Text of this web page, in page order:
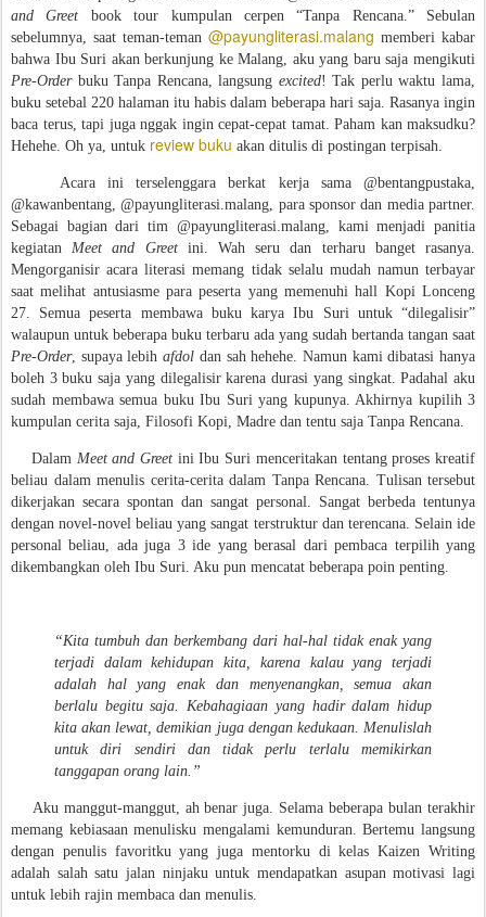
and Greet book tour kumpulan cerpen “Tanpa Rencana.” Sebulan
sebelumnya, saat teman-teman @payungliterasi.malang memberi kabar
bahwa Ibu Suri akan berkunjung ke Malang, aku yang baru saja mengikuti
Pre-Order buku Tanpa Rencana, langsung excited! Tak perlu waktu lama,
buku setebal 220 halaman itu habis dalam beberapa hari saja. Rasanya ingin
baca terus, tapi juga nggak ingin cepat-cepat tamat. Paham kan maksudku?
Hehehe. Oh ya, untuk review buku akan ditulis di postingan terpisah.
Acara ini terselenggara berkat kerja sama @bentangpustaka,
@kawanbentang, @payungliterasi.malang, para sponsor dan media partner.
Sebagai bagian dari tim @payungliterasi.malang, kami menjadi panitia
kegiatanMeet and Greetini. Wah seru dan terharu banget rasanya.
Mengorganisir acara literasi memang tidak selalu mudah namun terbayar
saat melihat antusiasme para peserta yang memenuhi hall Kopi Lonceng
27. Semua peserta membawa buku karya Ibu Suri untuk “dilegalisir”
walaupun untuk beberapa buku terbaru ada yang sudah bertanda tangan saat
Pre-Order, supaya lebihafdol dan sah hehehe. Namun kami dibatasi hanya
boleh 3 buku saja yang dilegalisir karena durasi yang singkat. Padahal aku
sudah membawa semua buku Ibu Suri yang kupunya. Akhirnya kupilih 3
kumpulan cerita saja, Filosofi Kopi, Madre dan tentu saja Tanpa Rencana.
Dalam Meet and Greet ini Ibu Suri menceritakan tentang proses kreatif
beliau dalam menulis cerita-cerita dalam Tanpa Rencana. Tulisan tersebut
dikerjakan secara spontan dan sangat personal. Sangat berbeda tentunya
dengan novel-novel beliau yang sangat terstruktur dan terencana. Selain ide
personal beliau, ada juga 3 ide yang berasal dari pembaca terpilih yang
dikembangkan oleh Ibu Suri. Aku pun mencatat beberapa poin penting.
“Kita tumbuh dan berkembang dari hal-hal tidak enak yang
terjadi dalam kehidupan kita, karena kalau yang terjadi
adalah hal yang enak dan menyenangkan, semua akan
berlalu begitu saja. Kebahagiaan yang hadir dalam hidup
kita akan lewat, demikian juga dengan kedukaan. Menulislah
untuk diri sendiri dan tidak perlu terlalu memikirkan
tanggapan orang lain.”
Aku manggut-manggut, ah benar juga. Selama beberapa bulan terakhir
memang kebiasaan menulisku mengalami kemunduran. Bertemu langsung
dengan penulis favoritku yang juga mentorku di kelas Kaizen Writing
adalah salah satu jalan ninjaku untuk mendapatkan asupan motivasi lagi
untuk lebih rajin membaca dan menulis.